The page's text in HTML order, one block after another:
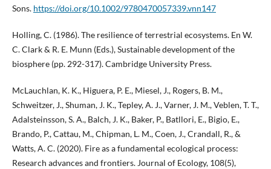
Sons. https://doi.org/10.1002/9780470057339.vnn147
Holling, C. (1986). The resilience of terrestrial ecosystems. En W.
C. Clark & R. E. Munn (Eds.), Sustainable development of the
biosphere (pp. 292-317). Cambridge University Press.
McLauchlan, K. K., Higuera, P. E., Miesel, J., Rogers, B. M.,
Schweitzer, J., Shuman, J. K., Tepley, A. J., Varner, J. M., Veblen, T. T.,
Adalsteinsson, S. A., Balch, J. K., Baker, P., Batllori, E., Bigio, E.,
Brando, P., Cattau, M., Chipman, L. M., Coen, J., Crandall, R., &
Watts, A. C. (2020). Fire as a fundamental ecological process:
Research advances and frontiers. Journal of Ecology, 108(5),